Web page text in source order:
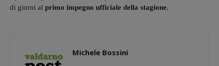
di giorni al primo impegno ufficiale della stagione.
Michele Bossini